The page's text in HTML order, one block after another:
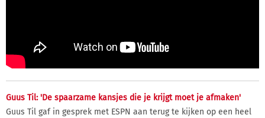
Guus Til: 'De spaarzame kansjes die je krijgt moet je afmaken'
Guus Til gaf in gesprek met ESPN aan terug te kijken op een heel